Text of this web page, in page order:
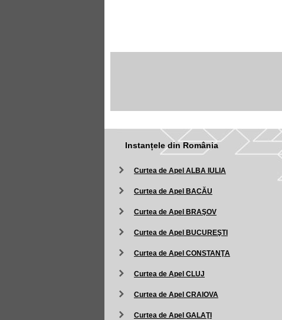
Instanțele din România
Curtea de Apel ALBA IULIA
Curtea de Apel BACĂU
Curtea de Apel BRAŞOV
Curtea de Apel BUCUREŞTI
Curtea de Apel CONSTANŢA
Curtea de Apel CLUJ
Curtea de Apel CRAIOVA
Curtea de Apel GALAŢI